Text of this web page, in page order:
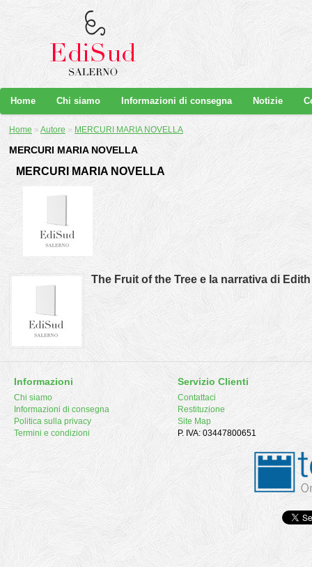
Home Chi siamo Informazioni di consegna Notizie
Home » Autore » MERCURI MARIA NOVELLA
MERCURI MARIA NOVELLA
MERCURI MARIA NOVELLA
The Fruit of the Tree e la narrativa di
Informazioni
Chi siamo
Informazioni di consegna
Politica sulla privacy
Termini e condizioni
Servizio Clienti
Contattaci
Restituzione
Site Map
P. IVA: 03447800651